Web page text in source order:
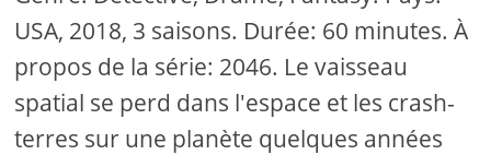
USA, 2018, 3 saisons. Durée: 60 minutes. À
propos de la série: 2046. Le vaisseau
spatial se perd dans l'espace et les crash-
terres sur une planète quelques années